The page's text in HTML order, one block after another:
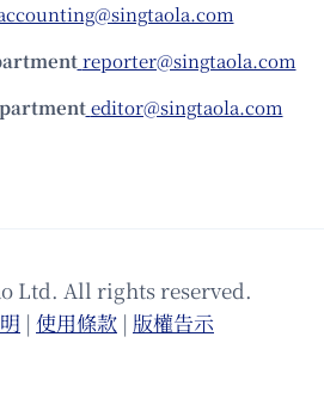
reporter@singtaola.com
editor@singtaola.com
Ltd. All rights reserved.
| 使⽤條款 | 版權告⽰